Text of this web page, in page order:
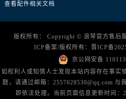
查看配件相关文档
版权所有： Copyright © 浪琴官方售后
ICP备案/版权所有： 晋ICP备
京公网安备
如权利人或知情人士发现本站内容存在事实
题，请通过邮箱：2557628530@qq.com 与
即依法处理。当前页面信息更新时间：